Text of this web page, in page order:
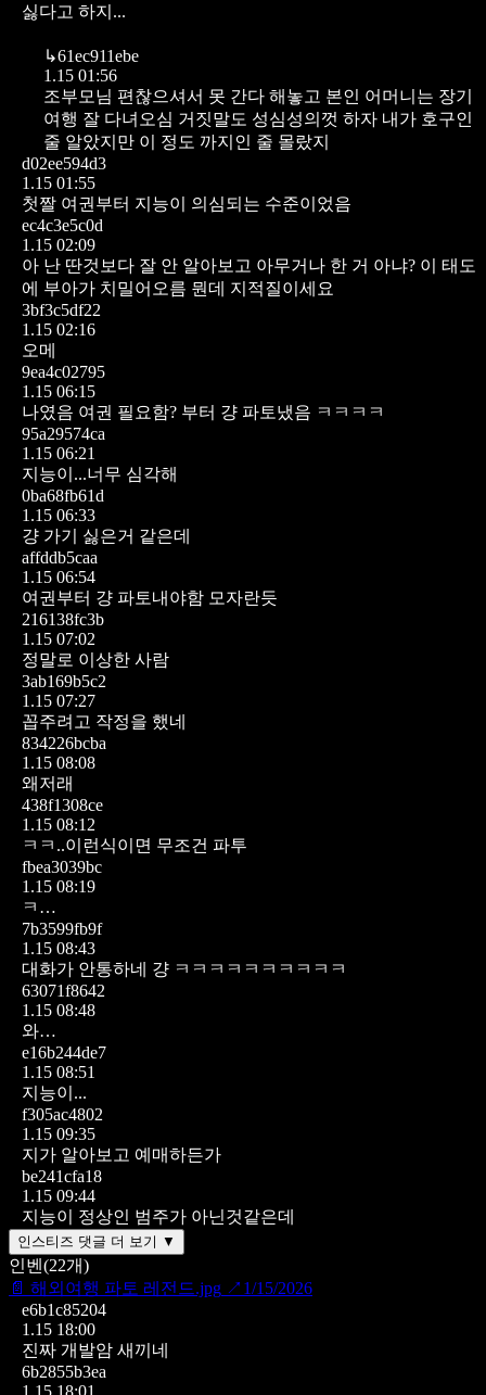
싫다고 하지...
↳61ec911ebe
1.15 01:56
조부모님 편찮으셔서 못 간다 해놓고 본인 어머니는 장기
여행 잘 다녀오심 거짓말도 성심성의껏 하자 내가 호구인
줄 알았지만 이 정도 까지인 줄 몰랐지
d02ee594d3
1.15 01:55
첫짤 여권부터 지능이 의심되는 수준이었음
ec4c3e5c0d
1.15 02:09
아 난 딴것보다 잘 안 알아보고 아무거나 한 거 아냐? 이 태도
에 부아가 치밀어오름 뭔데 지적질이세요
3bf3c5df22
1.15 02:16
오메
9ea4c02795
1.15 06:15
나였음 여권 필요함? 부터 걍 파토냈음 ㅋㅋㅋㅋ
95a29574ca
1.15 06:21
지능이...너무 심각해
0ba68fb61d
1.15 06:33
걍 가기 싫은거 같은데
affddb5caa
1.15 06:54
여권부터 걍 파토내야함 모자란듯
216138fc3b
1.15 07:02
정말로 이상한 사람
3ab169b5c2
1.15 07:27
꼽주려고 작정을 했네
834226bcba
1.15 08:08
왜저래
438f1308ce
1.15 08:12
ㅋㅋ..이런식이면 무조건 파투
fbea3039bc
1.15 08:19
ㅋ…
7b3599fb9f
1.15 08:43
대화가 안통하네 걍 ㅋㅋㅋㅋㅋㅋㅋㅋㅋㅋ
63071f8642
1.15 08:48
와…
e16b244de7
1.15 08:51
지능이...
f305ac4802
1.15 09:35
지가 알아보고 예매하든가
be241cfa18
1.15 09:44
지능이 정상인 범주가 아닌것같은데
인스티즈 댓글 더 보기 ▼
인벤 (22개)
📄 해외여행 파토 레전드.jpg ↗ 1/15/2026
e6b1c85204
1.15 18:00
진짜 개발암 새끼네
6b2855b3ea
1.15 18:01